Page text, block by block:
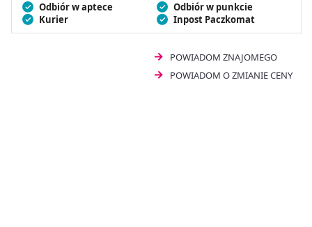
Odbiór w aptece
Odbiór w punkcie
Kurier
Inpost Paczkomat
POWIADOM ZNAJOMEGO
POWIADOM O ZMIANIE CENY